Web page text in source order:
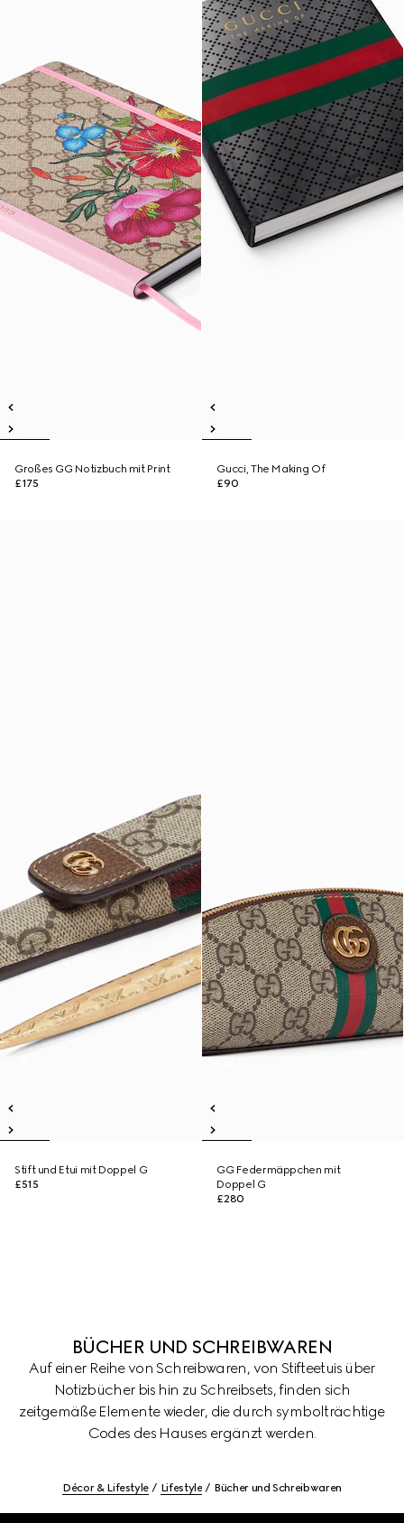
Großes GG Notizbuch mit Print
£175
Gucci, The Making Of
£90
Stift und Etui mit Doppel G
£515
GG Federmäppchen mit
Doppel G
£280
BÜCHER UND SCHREIBWAREN
Auf einer Reihe von Schreibwaren, von Stifteetuis über
Notizbücher bis hin zu Schreibsets, finden sich
zeitgemäße Elemente wieder, die durch symbolträchtige
Codes des Hauses ergänzt werden.
Décor & Lifestyle Lifestyle Bücher und Schreibwaren